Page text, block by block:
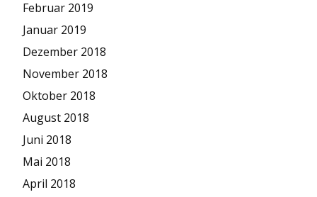
Februar 2019
Januar 2019
Dezember 2018
November 2018
Oktober 2018
August 2018
Juni 2018
Mai 2018
April 2018